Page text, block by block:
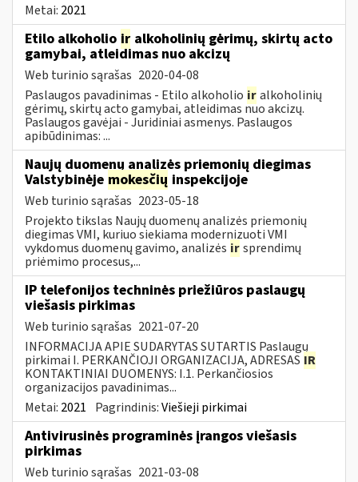
Metai: 2021
Etilo alkoholio ir alkoholinių gėrimų, skirtų acto
gamybai, atleidimas nuo akcizų
Web turinio sąrašas 2020-04-08
Paslaugos pavadinimas - Etilo alkoholio iralkoholinių
gėrimų, skirtų acto gamybai, atleidimas nuo akcizų.
Paslaugos gavėjai - Juridiniai asmenys. Paslaugos
apibūdinimas: ...
Naujų duomenų analizės priemonių diegimas
Valstybinėje mokesčių inspekcijoje
Web turinio sąrašas 2023-05-18
Projekto tikslas Naujų duomenų analizės priemonių
diegimas VMI, kuriuo siekiama modernizuoti VMI
vykdomus duomenų gavimo, analizės irsprendimų
priėmimo procesus,...
IP telefonijos techninės priežiūros paslaugų
viešasis pirkimas
Web turinio sąrašas 2021-07-20
INFORMACIJA APIE SUDARYTAS SUTARTIS Paslaugų
pirkimai I. PERKANČIOJI ORGANIZACIJA, ADRESAS IR
KONTAKTINIAI DUOMENYS: I.1. Perkančiosios
organizacijos pavadinimas...
Metai: 2021 Pagrindinis:Viešieji pirkimai
Antivirusinės programinės įrangos viešasis
pirkimas
Web turinio sąrašas 2021-03-08